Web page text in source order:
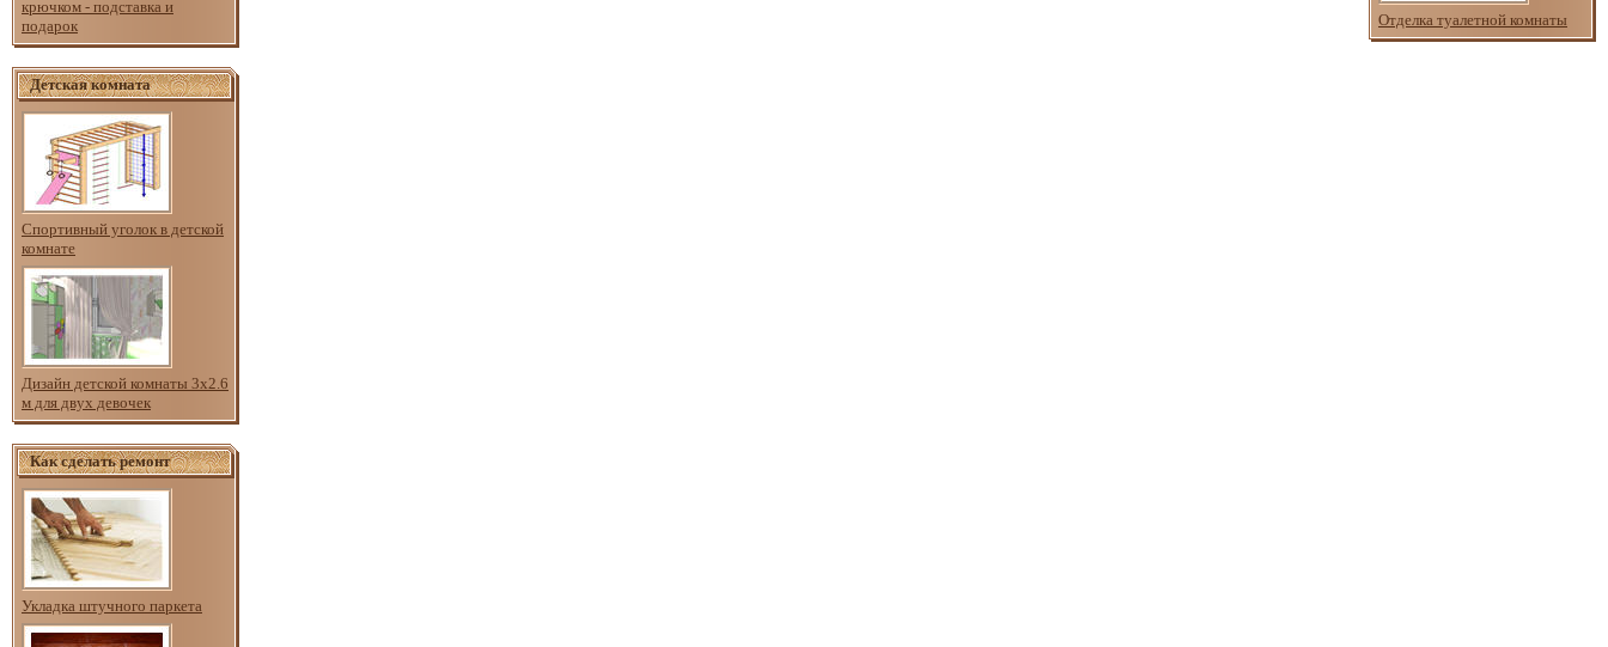
крючком - подставка и
подарок
Детская комната
Спортивный уголок в детской
комнате
Дизайн детской комнаты 3х2.6
м для двух девочек
Как сделать ремонт
Укладка штучного паркета
Отделка туалетной комнаты